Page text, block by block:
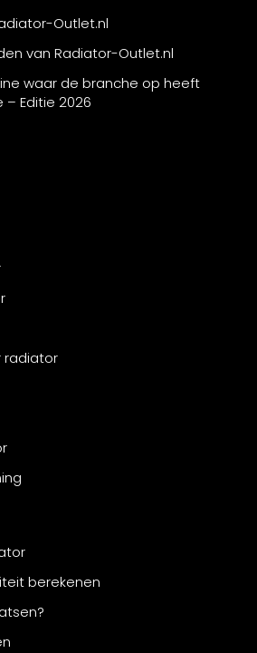
Outlet.nl
van Radiator-Outlet.nl
waar de branche op heeft
– Editie 2026
radiator
berekenen